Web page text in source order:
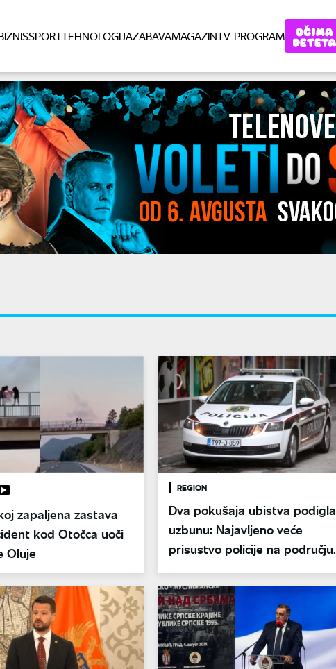
SPORTTEHNOLOGIJAZABAVAMAGAZINTV PROGRAM
zapaljena zastava
kod Otočca uoči
Oluje
REGION
Dva pokušaja ubistva podigla
uzbunu: Najavljeno veće
prisustvo policije na području
Istočnog Sarajeva